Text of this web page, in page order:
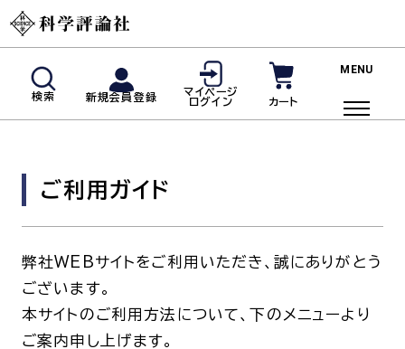
検索 新規会員登録
マイページ
ログイン
カート
新規会員登録
マイページログイン
よくあるご質問
雑誌
ご利用ガイド
弊社WEBサイトをご利用いただき、誠にありがとう
ございます。
本サイトのご利用方法について、下のメニューより
ご案内申し上げます。